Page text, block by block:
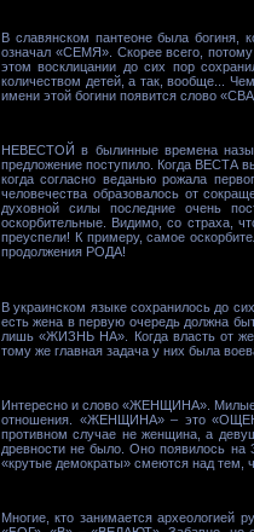
В славянском пантеоне была богиня,
означал «СЕМЯ». Скорее всего,
этом восклицании до сих пор
количеством детей, а так, вообще...
имени этой богини появится слово
НЕВЕСТОЙ в былинные времена
предложение поступило. Когда ВЕСТА
когда согласно веданью рожала
человечества образовалось от
духовной силы последние очень
оскорбительные. Видимо, со страха,
преуспели! К примеру, самое
продолжения РОДА!
В украинском языке сохранилось до
есть жена в первую очередь должна
лишь «ЖИЗНЬ НА». Когда власть от
тому же главная задача у них была
Интересно и слово «ЖЕНЩИНА». Милые
отношения. «ЖЕНЩИНА» – это
противном случае не женщина, а
древности не было. Оно появилось
«крутые демократы» смеются над
Многие, кто занимается